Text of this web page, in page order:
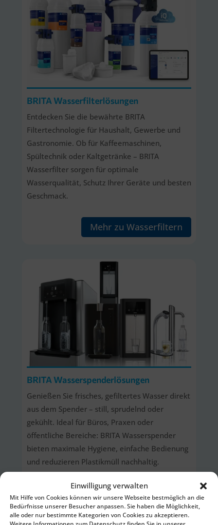
Einwilligung verwalten
Mit Hilfe von Cookies können wir unsere Webseite bestmöglich an die
Bedürfnisse unserer Besucher anpassen. Sie haben die Möglichkeit,
alle oder nur bestimmte Kategorien von Cookies zu akzeptieren.
BRITA Wasserfilterlösungen
Entdecken Sie die bewährte BRITA
Filtertechnologie für Haushalt, Gewerbe und
Gastronomie. Ob für Kaffeemaschinen,
Spültechnik oder Kaltgetränke – BRITA
Wasserfilter sorgen für optimale
Wasserqualität, Schutz Ihrer Geräte und besten
Geschmack.
Mehr zu Wasserfiltern
BRITA Wasserspenderlösungen
Genießen Sie frisches, gefiltertes Wasser direkt
aus dem Spender – still, sprudelnd oder
gekühlt. Ideal für Büros, Praxen oder
öffentliche Bereiche: BRITA Wasserspender
bieten maximale Hygiene, einfache Bedienung
und reduzieren Plastikmüll nachhaltig.
Mehr zu Wasserspendern